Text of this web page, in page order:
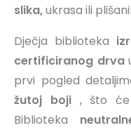
slika,ukrasa ili
Dječja biblioteka
certificiranog drva
prvi pogled
žutoj boji, što će
Biblioteka